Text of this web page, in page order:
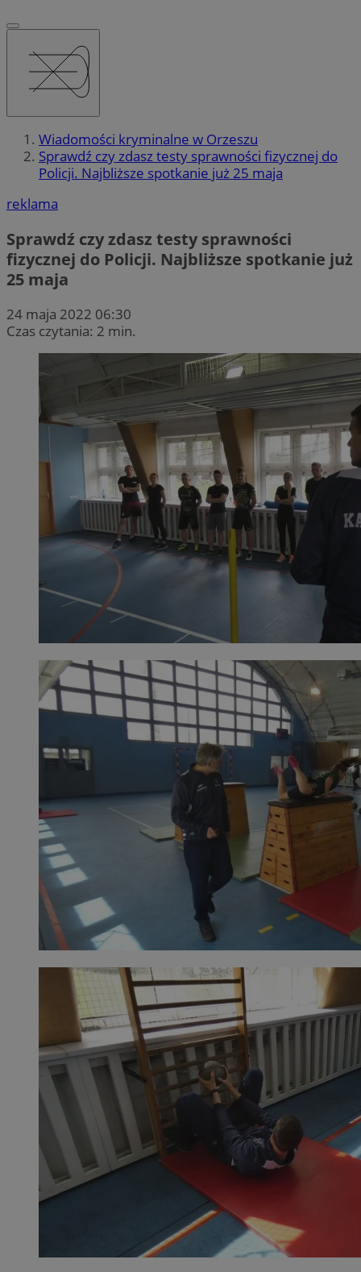
Wiadomości kryminalne w Orzeszu
Sprawdź czy zdasz testy sprawności fizycznej do
Policji. Najbliższe spotkanie już 25 maja
reklama
Sprawdź czy zdasz testy sprawności
fizycznej do Policji. Najbliższe spotkanie już
25 maja
24 maja 2022 06:30
Czas czytania: 2 min.